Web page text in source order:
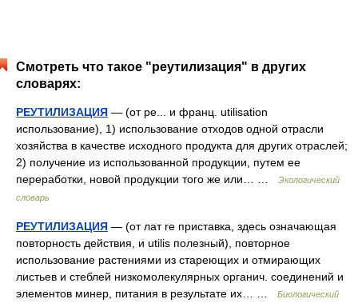
Смотреть что такое "реутилизация" в других
словарях:
РЕУТИЛИЗАЦИЯ — (от ре... и франц. utilisation
использование), 1) использование отходов одной отрасли
хозяйства в качестве исходного продукта для других отраслей;
2) получение из использованной продукции, путем ее
переработки, новой продукции того же или… …
Экологический
словарь
РЕУТИЛИЗАЦИЯ — (от лат re приставка, здесь означающая
повторность действия, и utilis полезный), повторное
использование растениями из стареющих и отмирающих
листьев и стеблей низкомолекулярных органич. соединений и
элементов минер, питания в результате их… …
Биологический